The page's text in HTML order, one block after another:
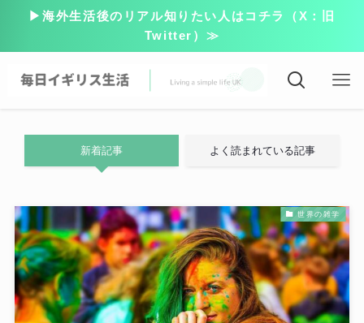
▶海外生活後のリアル知りたい人はコチラ（X：旧
Twitter）≫
新着記事 よく読まれている記事
世界の雑学